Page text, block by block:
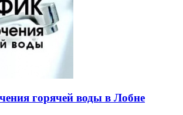
горячей воды в Лобне